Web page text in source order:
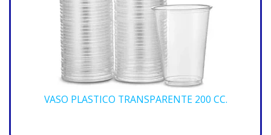
VASO PLASTICO TRANSPARENTE 200 CC.